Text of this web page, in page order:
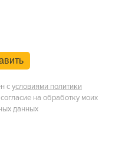
сусловиями политики
на обработку моих
данных